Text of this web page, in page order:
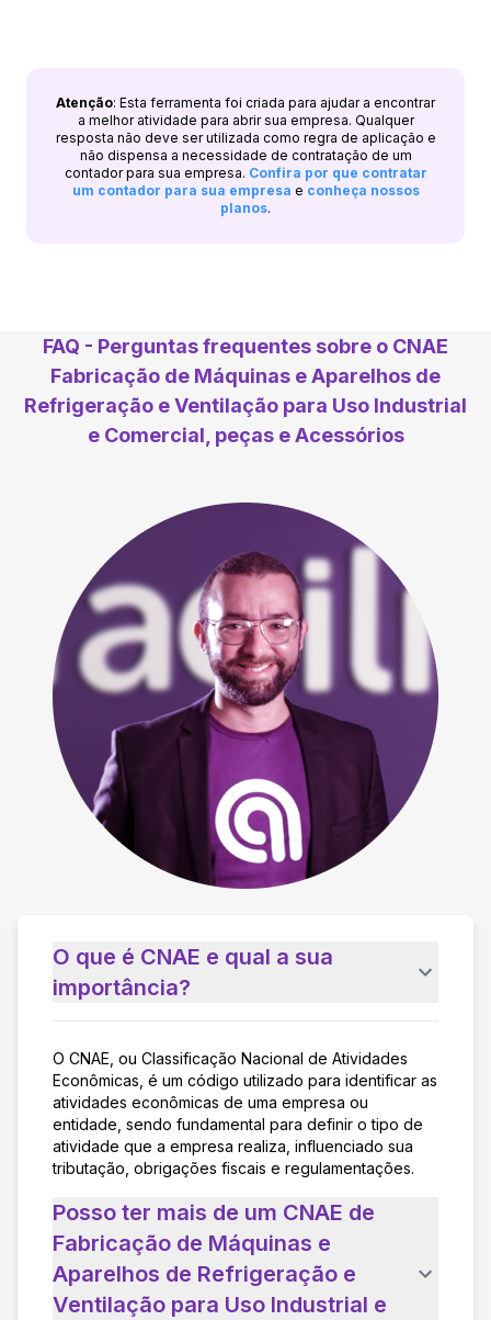
Atenção: Esta ferramenta foi criada para ajudar a encontrar
a melhor atividade para abrir sua empresa. Qualquer
resposta não deve ser utilizada como regra de aplicação e
não dispensa a necessidade de contratação de um
contador para sua empresa. Confira por que contratar
um contador para sua empresa e conheça nossos
planos.
FAQ - Perguntas frequentes sobre o CNAE
Fabricação de Máquinas e Aparelhos de
Refrigeração e Ventilação para Uso Industrial
e Comercial, peças e Acessórios
O que é CNAE e qual a sua
importância?
O CNAE, ou Classificação Nacional de Atividades
Econômicas, é um código utilizado para identificar as
atividades econômicas de uma empresa ou
entidade, sendo fundamental para definir o tipo de
atividade que a empresa realiza, influenciado sua
tributação, obrigações fiscais e regulamentações.
Posso ter mais de um CNAE de
Fabricação de Máquinas e
Aparelhos de Refrigeração e
Ventilação para Uso Industrial e